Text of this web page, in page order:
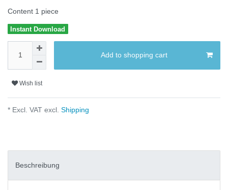
Content 1 piece
Instant Download
Add to shopping cart
Wish list
* Excl. VAT excl. Shipping
Beschreibung